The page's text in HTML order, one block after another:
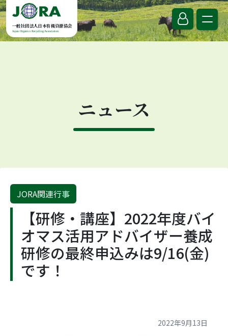
Skip to content
一般社団法人日本有機資源協会
Japan Organics Recycling Association
ニュース
JORA関連行事
【研修・講座】2022年度バイ
オマス活用アドバイザー養成
研修の最終申込みは9/16(金)
です！
2022年9月13日